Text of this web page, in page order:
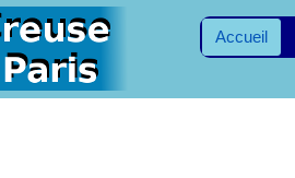
Accueil